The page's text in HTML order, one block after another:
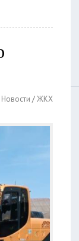
Новости /ЖКХ